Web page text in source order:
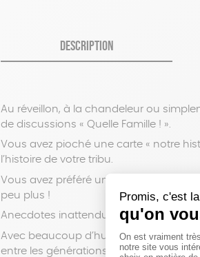
DESCRIPTION
Au réveillon, à la chandeleur ou
de discussions « Quelle Famille ! ».
Vous avez pioché une carte « notre
l’histoire de votre tribu.
Vous avez préféré une carte « ton
peu plus !
Anecdotes inattendues, vies
Avec beaucoup d’humour, ce kit
entre les générations.